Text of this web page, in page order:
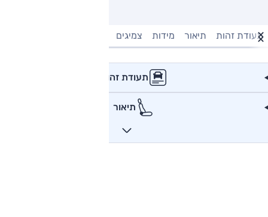
תעודת זהות תיאור מידות צמיגים
תעודת זהות
תיאור